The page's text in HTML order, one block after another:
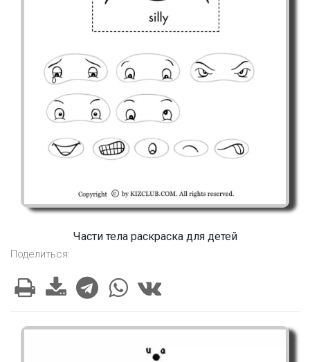
Части тела раскраска для детей
Поделиться: